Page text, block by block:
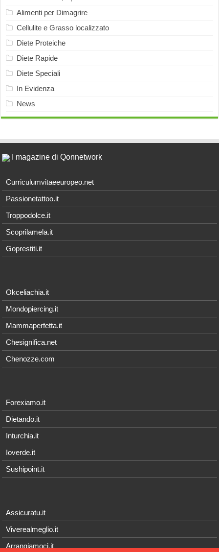
Alimenti per Dimagrire
Cellulite e Grasso localizzato
Diete Proteiche
Diete Rapide
Diete Speciali
In Evidenza
News
I magazine di Qonnetwork
Curriculumvitaeeuropeo.net
Passionetattoo.it
Troppodolce.it
Scoprilamela.it
Goprestiti.it
Okceliachia.it
Mondopiercing.it
Mammaperfetta.it
Chesignifica.net
Chenozze.com
Forexiamo.it
Dietando.it
Inturchia.it
Ioverde.it
Sushipoint.it
Assicuratu.it
Viverealmeglio.it
Arrangiamoci.it